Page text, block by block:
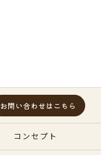
お問い合わせはこちら
コンセプト